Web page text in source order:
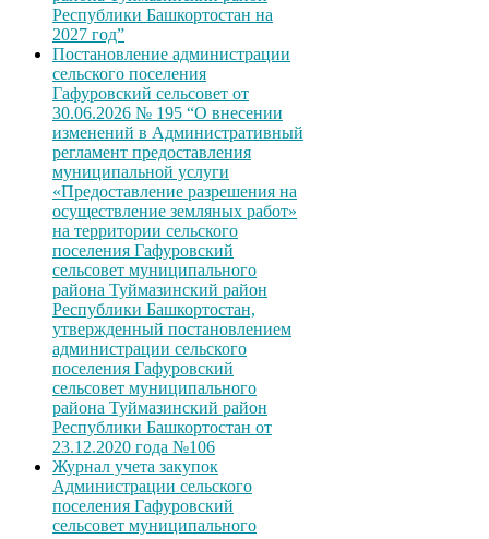
Республики Башкортостан на
2027 год”
Постановление администрации
сельского поселения
Гафуровский сельсовет от
30.06.2026 № 195 “О внесении
изменений в Административный
регламент предоставления
муниципальной услуги
«Предоставление разрешения на
осуществление земляных работ»
на территории сельского
поселения Гафуровский
сельсовет муниципального
района Туймазинский район
Республики Башкортостан,
утвержденный постановлением
администрации сельского
поселения Гафуровский
сельсовет муниципального
района Туймазинский район
Республики Башкортостан от
23.12.2020 года №106
Журнал учета закупок
Администрации сельского
поселения Гафуровский
сельсовет муниципального